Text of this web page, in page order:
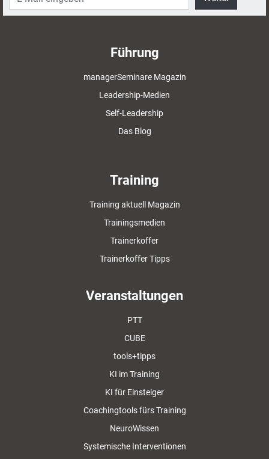
Führung
managerSeminare Magazin
Leadership-Medien
Self-Leadership
Das Blog
Training
Training aktuell Magazin
Trainingsmedien
Trainerkoffer
Trainerkoffer Tipps
Veranstaltungen
PTT
CUBE
tools+tipps
KI im Training
KI für Einsteiger
Coachingtools fürs Training
NeuroWissen
Systemische Interventionen